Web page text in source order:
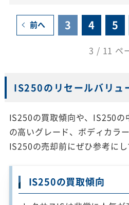
前へ 3 4 5
3 / 11 ペ
IS250のリセールバリュ
IS250の買取傾向や、IS250の
の高いグレード、ボディカラ
IS250の売却前にぜひ参考にし
IS250の買取傾向